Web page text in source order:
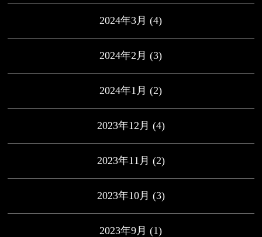
2024年3月 (4)
2024年2月 (3)
2024年1月 (2)
2023年12月 (4)
2023年11月 (2)
2023年10月 (3)
2023年9月 (1)